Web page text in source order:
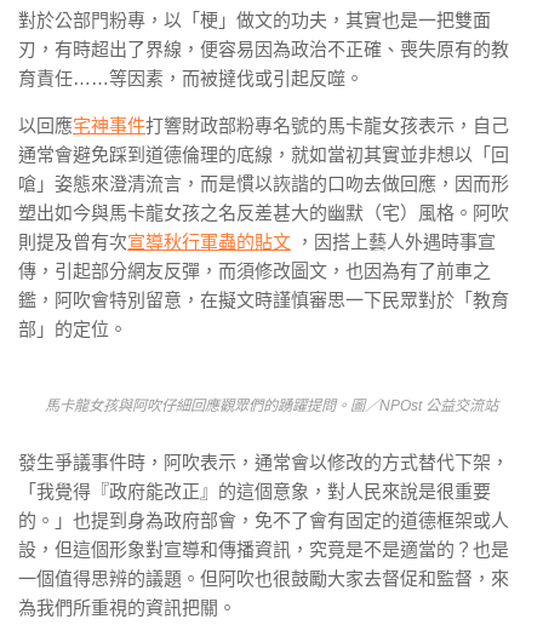
對於公部門粉專，以「梗」做文的功夫，其實也是一把雙面
刃，有時超出了界線，便容易因為政治不正確、喪失原有的教
育責任……等因素，而被撻伐或引起反噬。
以回應宅神事件打響財政部粉專名號的馬卡龍女孩表示，自己
通常會避免踩到道德倫理的底線，就如當初其實並非想以「回
嗆」姿態來澄清流言，而是慣以詼諧的口吻去做回應，因而形
塑出如今與馬卡龍女孩之名反差甚大的幽默（宅）風格。阿吹
則提及曾有次宣導秋行軍蟲的貼文 ，因搭上藝人外遇時事宣
傳，引起部分網友反彈，而須修改圖文，也因為有了前車之
鑑，阿吹會特別留意，在擬文時謹慎審思一下民眾對於「教育
部」的定位。
馬卡龍女孩與阿吹仔細回應觀眾們的踴躍提問。圖／NPOst 公益交流站
發生爭議事件時，阿吹表示，通常會以修改的方式替代下架，
「我覺得『政府能改正』的這個意象，對人民來說是很重要
的。」也提到身為政府部會，免不了會有固定的道德框架或人
設，但這個形象對宣導和傳播資訊，究竟是不是適當的？也是
一個值得思辨的議題。但阿吹也很鼓勵大家去督促和監督，來
為我們所重視的資訊把關。